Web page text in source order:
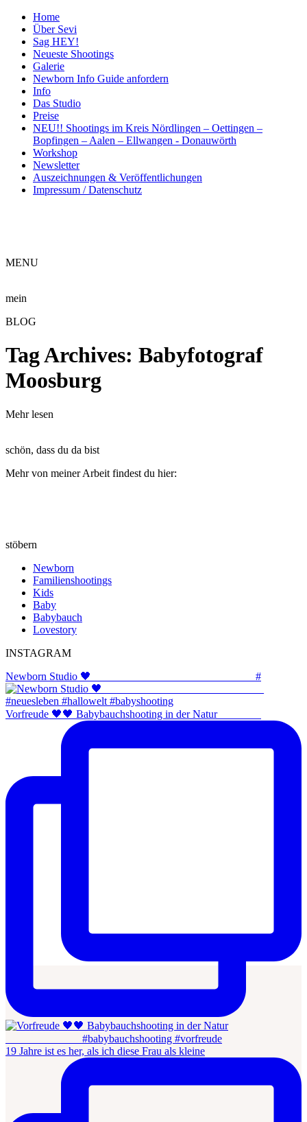
Home
Über Sevi
Sag HEY!
Neueste Shootings
Galerie
Newborn Info Guide anfordern
Info
Das Studio
Preise
NEU!! Shootings im Kreis Nördlingen – Oettingen –
Bopfingen – Aalen – Ellwangen - Donauwörth
Workshop
Newsletter
Auszeichnungen & Veröffentlichungen
Impressum / Datenschutz
MENU
mein
BLOG
Tag Archives: Babyfotograf
Moosburg
Mehr lesen
schön, dass du da bist
Mehr von meiner Arbeit findest du hier:
stöbern
Newborn
Familienshootings
Kids
Baby
Babybauch
Lovestory
INSTAGRAM
Newborn Studio 🖤 _____________________________ #
Vorfreude 🖤🖤 Babybauchshooting in der Natur ⠀⠀⠀⠀⠀
19 Jahre ist es her, als ich diese Frau als kleine